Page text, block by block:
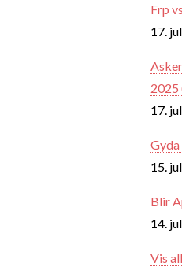
Frp
17.
2025
17.
15.
Blir
14.
Vis